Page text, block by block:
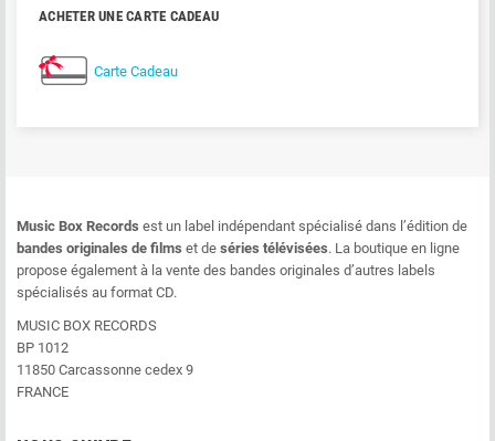
ACHETER UNE CARTE CADEAU
Carte Cadeau
Music Box Records est un label indépendant spécialisé dans l’édition de
bandes originales de films et de séries télévisées. La boutique en ligne
propose également à la vente des bandes originales d’autres labels
spécialisés au format CD.
MUSIC BOX RECORDS
BP 1012
11850 Carcassonne cedex 9
FRANCE